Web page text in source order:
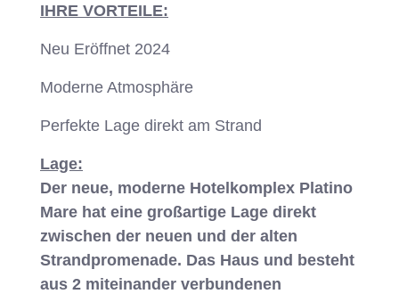
IHRE VORTEILE:
Neu Eröffnet 2024
Moderne Atmosphäre
Perfekte Lage direkt am Strand
Lage:
Der neue, moderne Hotelkomplex Platino
Mare hat eine großartige Lage direkt
zwischen der neuen und der alten
Strandpromenade. Das Haus und besteht
aus 2 miteinander verbundenen